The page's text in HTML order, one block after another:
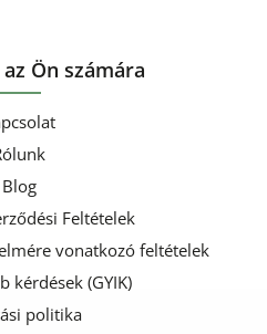
Ön számára
Blog
Feltételek
vonatkozó feltételek
kérdések (GYIK)
politika